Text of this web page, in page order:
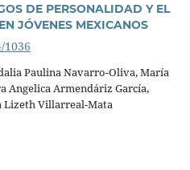
DE PERSONALIDAD Y EL
JÓVENES MEXICANOS
1036
Paulina Navarro-Oliva, Marí­a
Angelica Armendáriz Garcí­a,
Lizeth Villarreal-Mata